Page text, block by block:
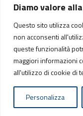
Diamo valore
Questo sito utilizza
non acconsenti
queste funzionalità
maggiori informazioni
all'utilizzo di cookie di
Personalizza
Media policy
Realizzato da: